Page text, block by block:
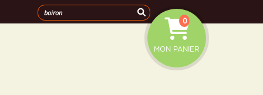
MON PANIER
0